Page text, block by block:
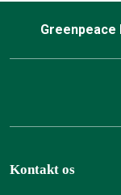
Greenpeace
Kontakt os